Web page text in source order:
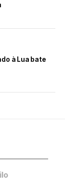
à Lua bate